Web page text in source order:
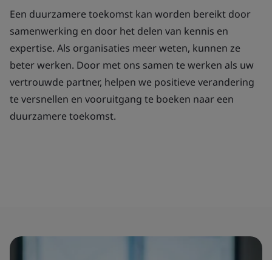
Een duurzamere toekomst kan worden bereikt door
samenwerking en door het delen van kennis en
expertise. Als organisaties meer weten, kunnen ze
beter werken. Door met ons samen te werken als uw
vertrouwde partner, helpen we positieve verandering
te versnellen en vooruitgang te boeken naar een
duurzamere toekomst.